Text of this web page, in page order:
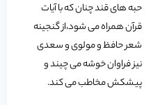
حبه های قند چنان که با آیات
قرآن همراه می شود،از گنجینه
شعر حافظ و مولوی و سعدی
نیز فراوان خوشه می چیند و
پیشکش مخاطب می کند.